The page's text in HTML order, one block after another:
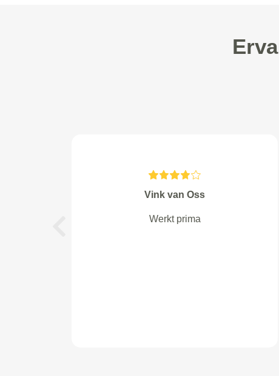
John van Zoetermeer
De afspraken worden snel